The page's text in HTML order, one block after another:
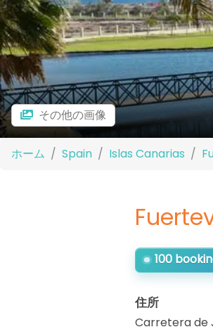
その他の画像
ホーム Spain Islas Canarias
100
住所
Carretera de